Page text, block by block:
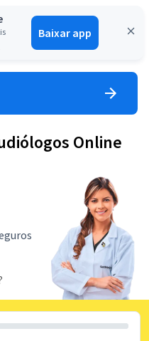
Baixar app
Entrar
Online